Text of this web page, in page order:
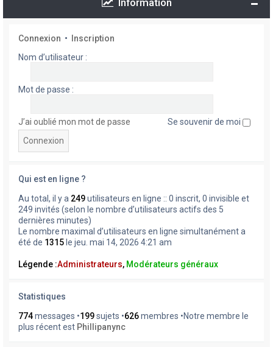
Information
Connexion •
Inscription
Nom d’utilisateur :
Mot de passe :
J’ai oublié mon mot de passe Se souvenir de moi
Qui est en ligne ?
Au total, il y a 249utilisateurs en ligne :: 0 inscrit, 0 invisible et
249 invités (selon le nombre d’utilisateurs actifs des 5
dernières minutes)
Le nombre maximal d’utilisateurs en ligne simultanément a
été de 1315 le jeu. mai 14, 2026 4:21 am
Légende :Administrateurs, Modérateurs généraux
Statistiques
774messages •199sujets •626membres •Notre membre le
plus récent est Phillipanync